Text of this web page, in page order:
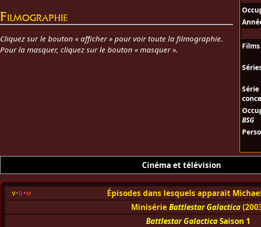
BSG
Filmographie
Cliquez sur le bouton « afficher » pour voir toute la filmographie.
Pour la masquer, cliquez sur le bouton « masquer ».
Cinéma et télévision
v d m Épisodes dans lesquels apparait
MinisérieBattlestar Galactica
Battlestar Galactica Saison 1